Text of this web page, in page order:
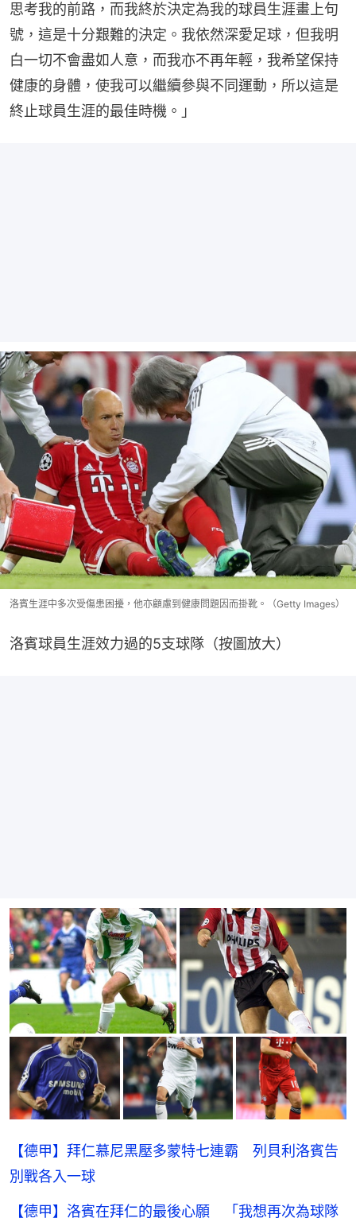
思考我的前路，而我終於決定為我的球員生涯畫上句
號，這是十分艱難的決定。我依然深愛足球，但我明
白一切不會盡如人意，而我亦不再年輕，我希望保持
健康的身體，使我可以繼續參與不同運動，所以這是
終止球員生涯的最佳時機。」
洛賓生涯中多次受傷患困擾，他亦顧慮到健康問題因而掛靴。（Getty Images）
洛賓球員生涯效力過的5支球隊（按圖放大）
【德甲】拜仁慕尼黑壓多蒙特七連霸 列貝利洛賓告
別戰各入一球
【德甲】洛賓在拜仁的最後心願 「我想再次為球隊